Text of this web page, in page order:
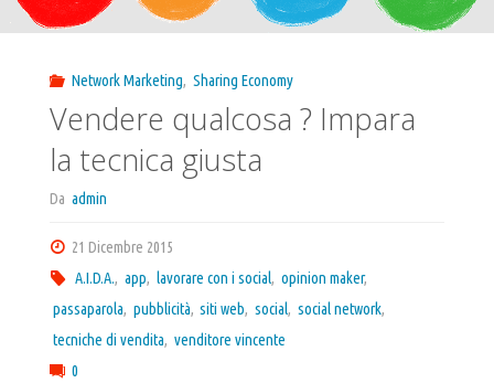
Network Marketing, Sharing Economy
Vendere qualcosa ? Impara
la tecnica giusta
Da admin
21 Dicembre 2015
A.I.D.A., app, lavorare con i social, opinion maker,
passaparola, pubblicità, siti web, social, social network,
tecniche di vendita, venditore vincente
0